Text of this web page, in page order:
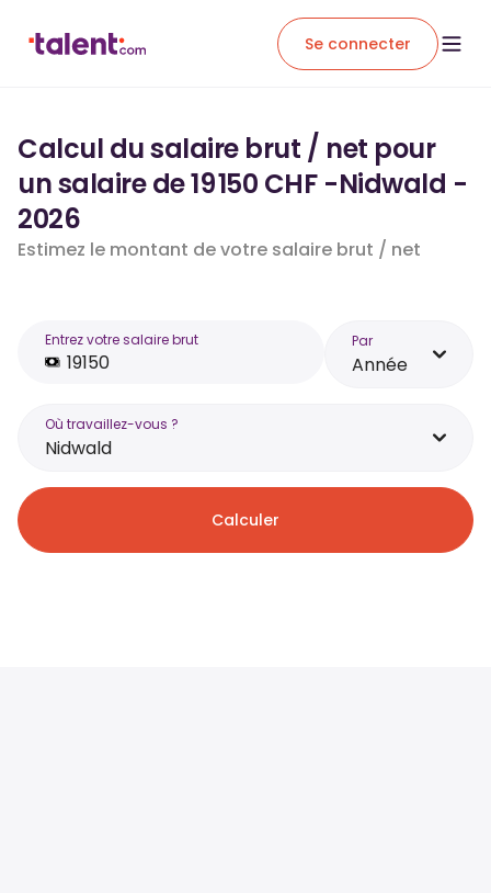
Se connecter
Calcul du salaire brut / net pour
un salaire de 19 150 CHF -Nidwald -
2026
Estimez le montant de votre salaire brut / net
Entrez votre salaire brut Par
Année
Où travaillez-vous ?
Nidwald
Calculer